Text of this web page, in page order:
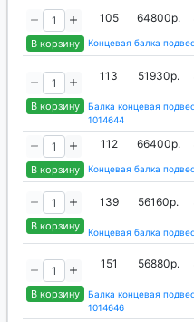
В корзину
105 64800р.
Концевая балка
В корзину
113 51930р.
Балка концевая
1014644
В корзину
112 66400р.
Концевая балка
В корзину
139 56160р.
Концевая балка
В корзину
151 56880р.
Балка концевая
1014646